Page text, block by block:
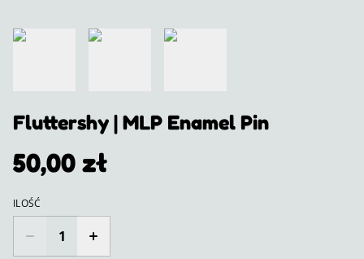
Fluttershy | MLP Enamel Pin
50,00 zł
ILOŚĆ